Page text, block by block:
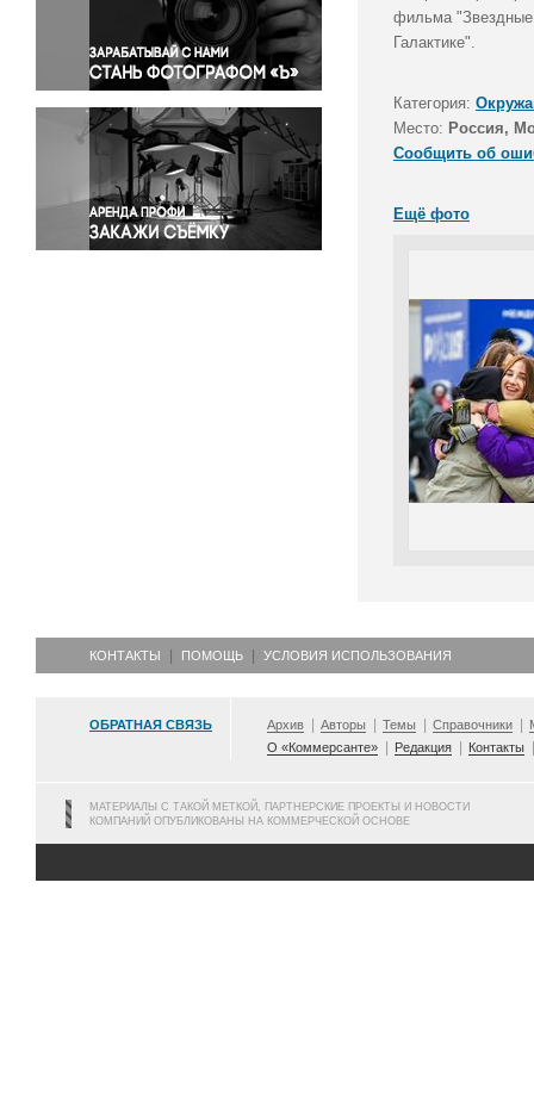
Правосудие
Происшествия и конфликты
Религия
Светская жизнь
Спорт
Экология
Экономика и бизнес
фильма "Звездные
Галактике".
Категория:
Место: Россия,
Сообщить об
Ещё фото
КОНТАКТЫ ПОМОЩЬ УСЛОВИЯ ИСПОЛЬЗОВАНИЯ
ОБРАТНАЯ СВЯЗЬ Архив Авторы Темы Справочники
О «Коммерсанте»
Редакция Контакты
МАТЕРИАЛЫ С ТАКОЙ МЕТКОЙ, ПАРТНЕРСКИЕ ПРОЕКТЫ И НОВОСТИ
КОМПАНИЙ ОПУБЛИКОВАНЫ НА КОММЕРЧЕСКОЙ ОСНОВЕ